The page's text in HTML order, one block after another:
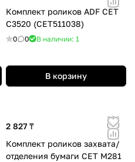
Комплект роликов ADF CET
C3520 (CET511038)
0 0 В наличии: 1
В корзину
2 827 ₸
Комплект роликов захвата/
отделения бумаги CET M281